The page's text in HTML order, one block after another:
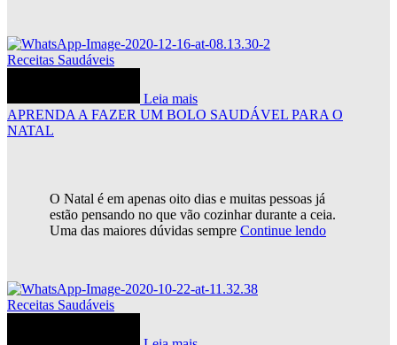
Receitas Saudáveis
Leia mais
APRENDA A FAZER UM BOLO SAUDÁVEL PARA O
NATAL
O Natal é em apenas oito dias e muitas pessoas já
estão pensando no que vão cozinhar durante a ceia.
Uma das maiores dúvidas sempre Continue lendo
Receitas Saudáveis